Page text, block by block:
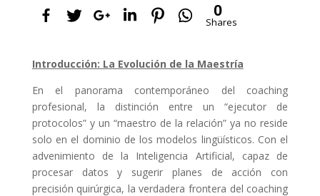
0
Shares
Introducción: La Evolución de la Maestría
En el panorama contemporáneo del coaching
profesional, la distinción entre un “ejecutor de
protocolos” y un “maestro de la relación” ya no reside
solo en el dominio de los modelos lingüísticos. Con el
advenimiento de la Inteligencia Artificial, capaz de
procesar datos y sugerir planes de acción con
precisión quirúrgica, la verdadera frontera del coaching